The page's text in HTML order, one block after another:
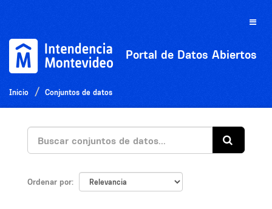
Toggle
Portal de Datos Abiertos
Inicio Conjuntos de datos
Ordenar por